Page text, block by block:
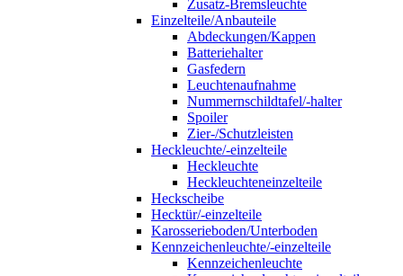
Zusatz-Bremsleuchte
Einzelteile/Anbauteile
Abdeckungen/Kappen
Batteriehalter
Gasfedern
Leuchtenaufnahme
Nummernschildtafel/-halter
Spoiler
Zier-/Schutzleisten
Heckleuchte/-einzelteile
Heckleuchte
Heckleuchteneinzelteile
Heckscheibe
Hecktür/-einzelteile
Karosserieboden/Unterboden
Kennzeichenleuchte/-einzelteile
Kennzeichenleuchte